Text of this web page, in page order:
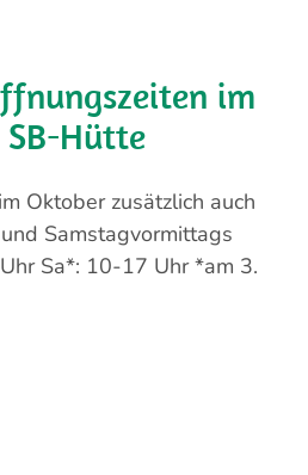
im
Hütte
Oktober zusätzlich auch
Samstagvormittags
Sa*: 10-17 Uhr *am 3.